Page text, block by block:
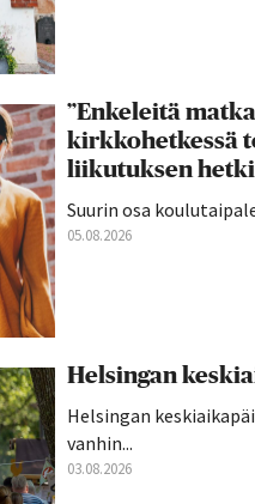
”Enkeleitä
kirkkohetkessä
liikutuksen
Suurin osa
05.08.2026
Helsingan
Helsingan
vanhin...
03.08.2026